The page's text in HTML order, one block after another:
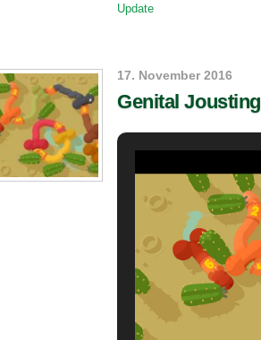
Update
17. November 2016
Genital Jousting